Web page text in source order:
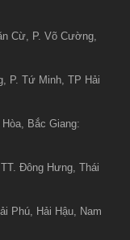
Cừ, P. Võ Cường,
P. Tứ Minh, TP Hải
Bắc Giang:
Đông Hưng, Thái
Phú, Hải Hậu, Nam